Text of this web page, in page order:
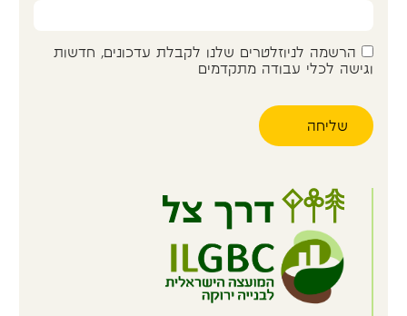
הרשמה לניוזלטרים שלנו לקבלת עדכונים, חדשות
וגישה לכלי עבודה מתקדמים